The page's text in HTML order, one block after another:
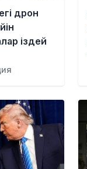
дрон
іздей